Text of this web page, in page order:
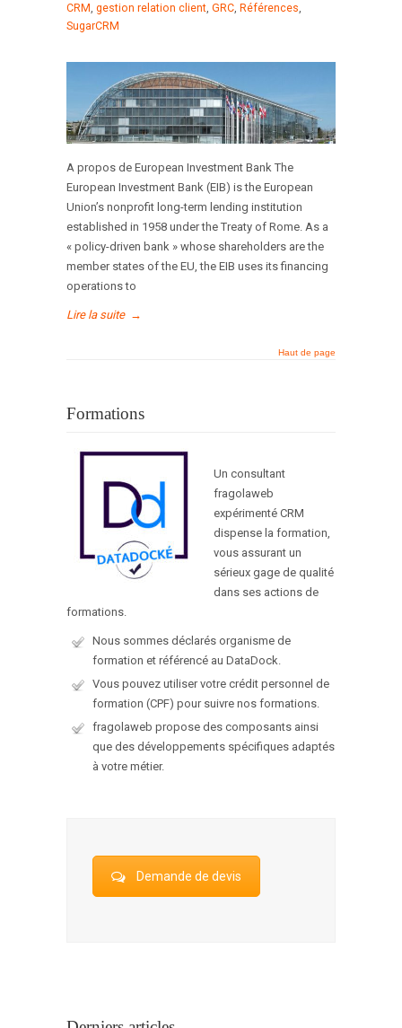
CRM, gestion relation client, GRC, Références,
SugarCRM
A propos de European Investment Bank The
European Investment Bank (EIB) is the European
Union’s nonprofit long-term lending institution
established in 1958 under the Treaty of Rome. As a
« policy-driven bank » whose shareholders are the
member states of the EU, the EIB uses its financing
operations to
Lire la suite →
Haut de page
Formations
Un consultant
fragolaweb
expérimenté CRM
dispense la formation,
vous assurant un
sérieux gage de qualité
dans ses actions de
formations.
Nous sommes déclarés organisme de
formation et référencé au DataDock.
Vous pouvez utiliser votre crédit personnel de
formation (CPF) pour suivre nos formations.
fragolaweb propose des composants ainsi
que des développements spécifiques adaptés
à votre métier.
Demande de devis